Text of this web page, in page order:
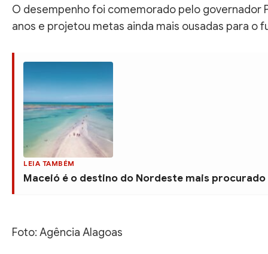
O desempenho foi comemorado pelo governador
anos e projetou metas ainda mais ousadas para o
LEIA TAMBÉM
Maceió é o destino do Nordeste mais
Foto: Agência Alagoas